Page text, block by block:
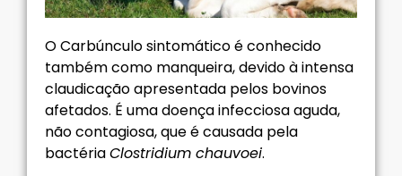
O Carbúnculo sintomático é conhecido
também como manqueira, devido à intensa
claudicação apresentada pelos bovinos
afetados. É uma doença infecciosa aguda,
não contagiosa, que é causada pela
bactériaClostridium chauvoei.